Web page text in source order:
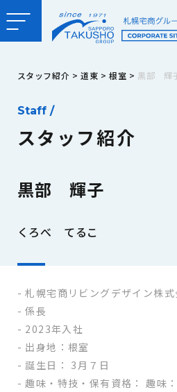
スタッフ紹介 >道東 >根室 > 黒部 輝
Staff /
スタッフ紹介
黒部 輝子
くろべ てるこ
札幌宅商リビングデザイン株式
係長
2023年入社
出身地：根室
誕生日： 3月７日
趣味・特技・保有資格： 趣味